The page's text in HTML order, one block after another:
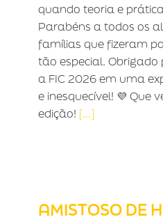
quando teoria e
Parabéns a todos os
famílias que fizeram
tão especial.
a FIC 2026 em uma
e inesquecível! 💜 Que
edição! [...]
AMISTOSO DE